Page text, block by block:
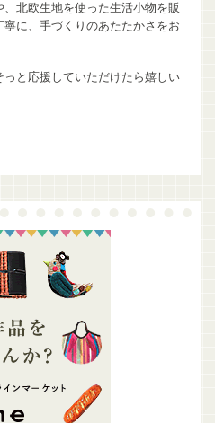
北欧生地を使った生活小物を販
に、手づくりのあたたかさをお
と応援していただけたら嬉しい